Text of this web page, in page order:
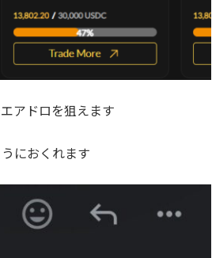
アドロを狙えます
におくれます